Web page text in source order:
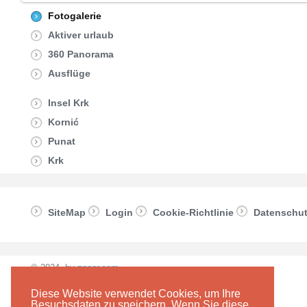
Diese Website verwendet Cookies, um Ihre
Fotogalerie
Aktiver urlaub
360 Panorama
Ausflüge
Insel Krk
Kornić
Punat
Krk
SiteMap Login Cookie-Richtlinie
© 2024. byznaor.com